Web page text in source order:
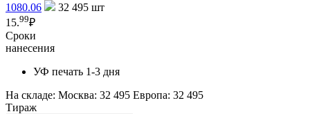
1080.06
32 495 шт
15.99₽
Сроки
нанесения
УФ печать 1-3 дня
На складе: Москва: 32 495 Европа: 32 495
Тираж